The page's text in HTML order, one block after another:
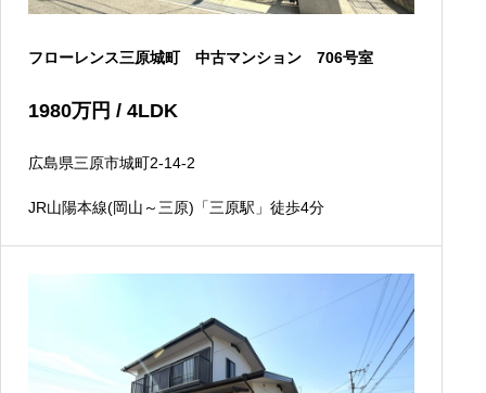
フローレンス三原城町 中古マンション 706号室
1980万円 / 4LDK
広島県三原市城町2-14-2
JR山陽本線(岡山～三原)「三原駅」徒歩4分